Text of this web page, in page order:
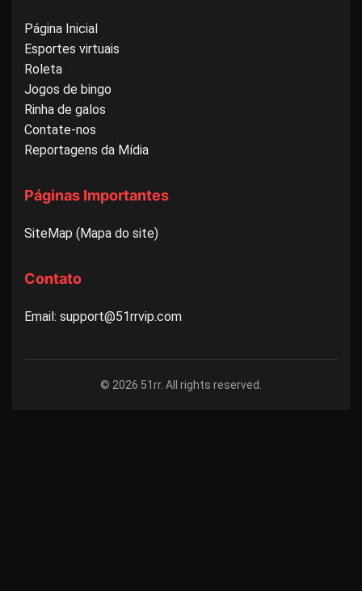
Página Inicial
Esportes virtuais
Roleta
Jogos de bingo
Rinha de galos
Contate-nos
Reportagens da Mídia
Páginas Importantes
SiteMap (Mapa do site)
Contato
Email: support@51rrvip.com
© 2026 51rr. All rights reserved.